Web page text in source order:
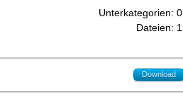
Unterkategorien: 0
Dateien: 1
Download